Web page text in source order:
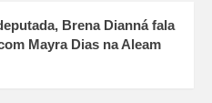
Brena Dianná fala
Mayra Dias na Aleam